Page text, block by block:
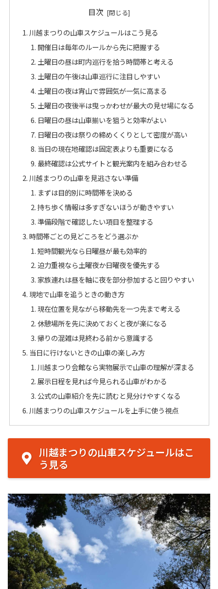
目次
川越まつりの山車スケジュールはこう見る
開催日は毎年のルールから先に把握する
土曜日の昼は町内巡行を拾う時間帯と考える
土曜日の午後は山車巡行に注目しやすい
土曜日の夜は宵山で雰囲気が一気に高まる
土曜日の夜後半は曳っかわせが最大の見せ場になる
日曜日の昼は山車揃いを狙うと効率がよい
日曜日の夜は祭りの締めくくりとして密度が高い
当日の現在地確認は固定表よりも重要になる
最終確認は公式サイトと観光案内を組み合わせる
川越まつりの山車を見逃さない準備
まずは目的別に時間帯を決める
持ち歩く情報は多すぎないほうが動きやすい
準備段階で確認したい項目を整理する
時間帯ごとの見どころをどう選ぶか
短時間観光なら日曜昼が最も効率的
迫力重視なら土曜夜か日曜夜を優先する
家族連れは昼を軸に夜を部分参加すると回りやすい
現地で山車を追うときの動き方
現在位置を見ながら移動先を一つ先まで考える
休憩場所を先に決めておくと夜が楽になる
帰りの混雑は見終わる前から意識する
当日に行けないときの山車の楽しみ方
川越まつり会館なら実物展示で山車の理解が深まる
展示日程を見れば今見られる山車がわかる
公式の山車紹介を先に読むと見分けやすくなる
川越まつりの山車スケジュールを上手に使う視点
川越まつりの山車スケジュールはこ
う見る